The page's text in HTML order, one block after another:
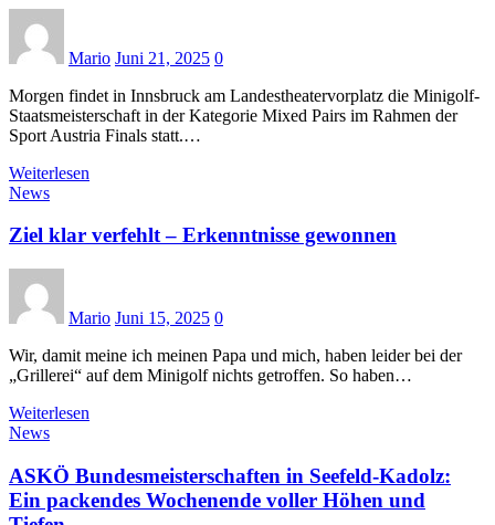
Mario Juni 21, 2025 0
Morgen findet in Innsbruck am Landestheatervorplatz die Minigolf-
Staatsmeisterschaft in der Kategorie Mixed Pairs im Rahmen der
Sport Austria Finals statt.…
Weiterlesen
News
Ziel klar verfehlt – Erkenntnisse gewonnen
Mario Juni 15, 2025 0
Wir, damit meine ich meinen Papa und mich, haben leider bei der
„Grillerei“ auf dem Minigolf nichts getroffen. So haben…
Weiterlesen
News
ASKÖ Bundesmeisterschaften in Seefeld-Kadolz:
Ein packendes Wochenende voller Höhen und